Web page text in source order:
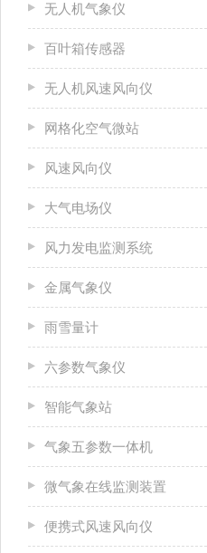
无人机气象仪
百叶箱传感器
无人机风速风向仪
网格化空气微站
风速风向仪
大气电场仪
风力发电监测系统
金属气象仪
雨雪量计
六参数气象仪
智能气象站
气象五参数一体机
微气象在线监测装置
便携式风速风向仪